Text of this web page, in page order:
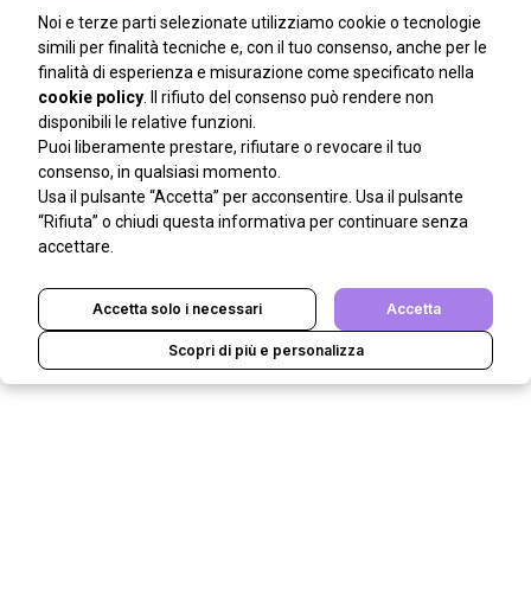
Noi e terze parti selezionate utilizziamo cookie o tecnologie
simili per finalità tecniche e, con il tuo consenso, anche per le
finalità di esperienza e misurazione come specificato nella
cookie policy . Il rifiuto del consenso può rendere non
disponibili le relative funzioni.
Puoi liberamente prestare, rifiutare o revocare il tuo
consenso, in qualsiasi momento.
Usa il pulsante “Accetta” per acconsentire. Usa il pulsante
“Rifiuta” o chiudi questa informativa per continuare senza
accettare.
Scopri di più e personalizza
Accetta solo i necessari Accetta